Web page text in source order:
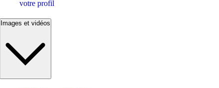
votre profil
Images et vidéos